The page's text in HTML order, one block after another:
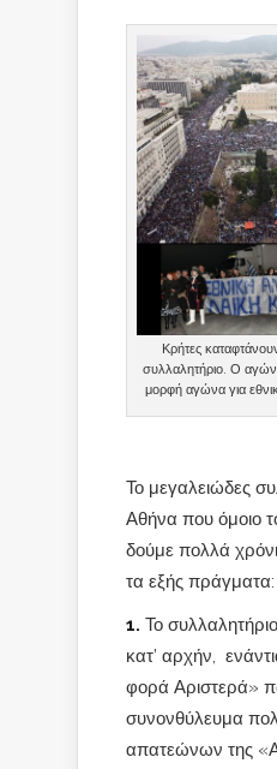
Κρήτες
συλλαλητήριο. Ο
μορφή αγώνα για
Το μεγαλειώδες
Αθήνα που όμοιο
δούμε πολλά
τα εξής πράγματα:
1. Το
κατ’ αρχήν,
φορά Αριστερά»
συνονθύλευμα
απατεώνων της